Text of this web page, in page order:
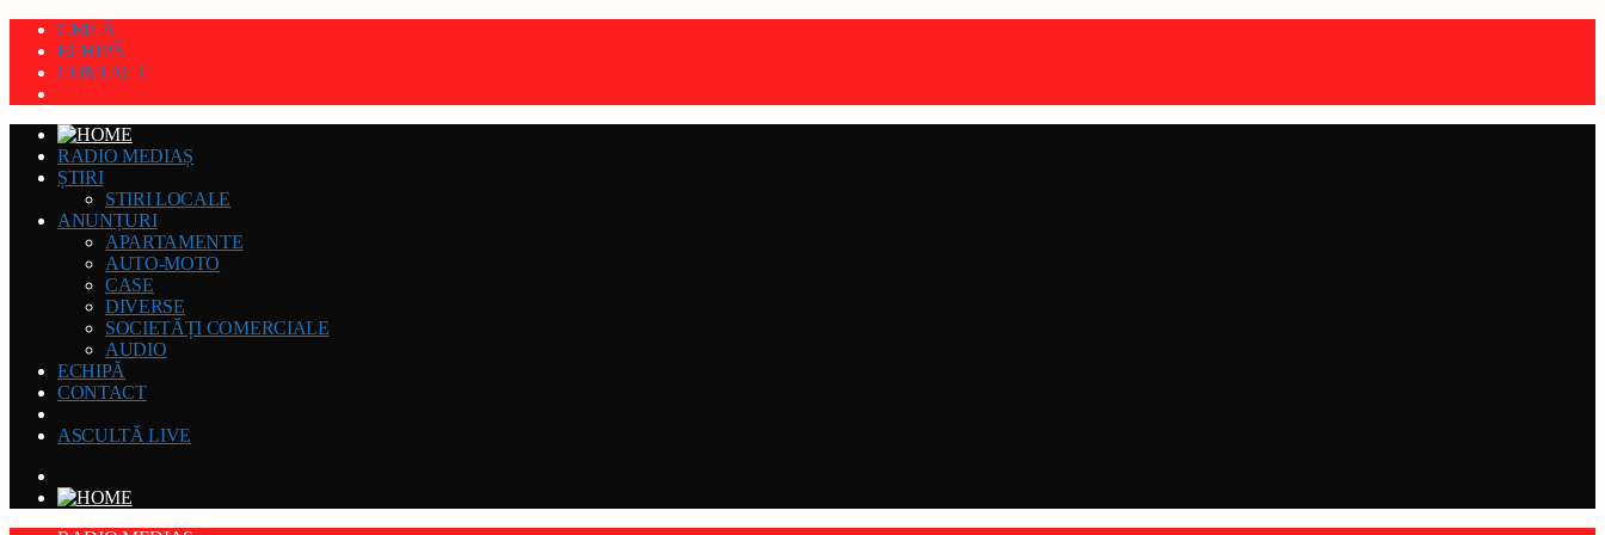
GRILĂ
ECHIPĂ
CONTACT
RADIO MEDIAȘ
ȘTIRI
STIRI LOCALE
ANUNȚURI
APARTAMENTE
AUTO-MOTO
CASE
DIVERSE
SOCIETĂȚI COMERCIALE
AUDIO
ECHIPĂ
CONTACT
ASCULTĂ LIVE